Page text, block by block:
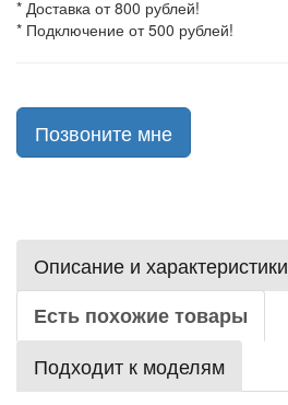
* Доставка от 800 рублей!
* Подключение от 500 рублей!
Позвоните мне
Описание и характеристики
Есть похожие товары
Подходит к моделям